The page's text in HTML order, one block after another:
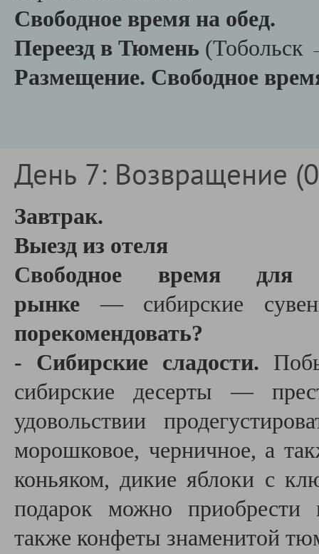
Свободное время на обед.
Переезд в Тюмень
Размещение. Свободное
День 7: Возвращение
Завтрак.
Выезд из отеля
Свободное время для
рынке — сибирские
порекомендовать?
- Сибирские сладости.
сибирские десерты —
удовольствии
морошковое, черничное, а
коньяком, дикие яблоки с
подарок можно приобрести
также конфеты знаменитой